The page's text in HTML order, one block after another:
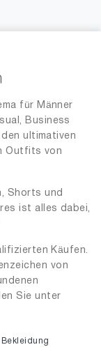
für Männer
Business
ultimativen
Outfits von
Shorts und
ist alles dabei,
Käufen.
von
Sie unter
Bekleidung